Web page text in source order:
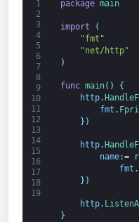
1
2
3
4
5
6
7
8
9
10
11
12
13
14
15
16
17
18
19
package main
import
(
"fmt"
"net/http"
)
func main( )
{
http.
fmt .
} )
http.
name:= r
fmt .
} )
http.
}